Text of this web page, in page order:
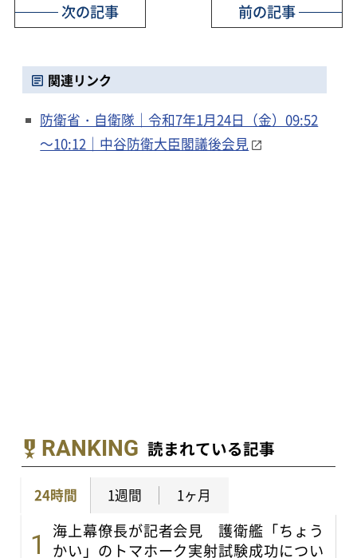
前の記事
次の記事
関連リンク
防衛省・自衛隊｜令和7年1月24日（金）09:52
～10:12｜中谷防衛大臣閣議後会見
RANKING 読まれている記事
24時間 1週間 1ヶ月
海上幕僚長が記者会見 護衛艦「ちょう
かい」のトマホーク実射試験成功につい